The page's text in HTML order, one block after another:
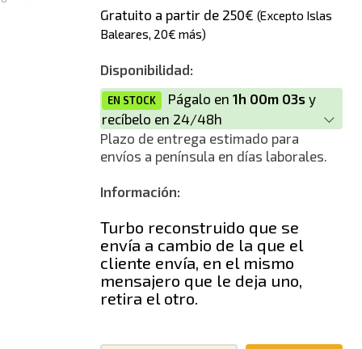
Gratuito a partir de 250€ (Excepto Islas
Baleares, 20€ más)
Disponibilidad:
EN STOCK Págalo en 1h 00m 03s y
recíbelo en 24/48h
Plazo de entrega estimado para
envíos a península en días laborales.
Información:
Turbo reconstruido que se
envía a cambio de la que el
cliente envía, en el mismo
mensajero que le deja uno,
retira el otro.